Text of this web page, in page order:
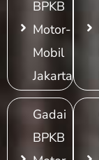
BPKB
Motor-
Mobil
Jakarta
Gadai
BPKB